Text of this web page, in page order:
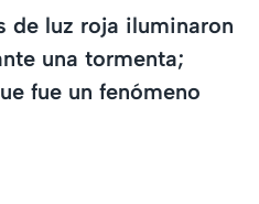
de luz roja iluminaron
una tormenta;
fue un fenómeno